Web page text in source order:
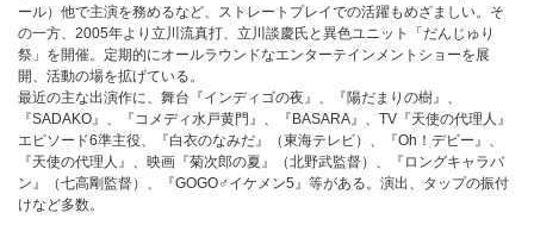
ール）他で主演を務めるなど、ストレートプレイでの活躍もめざましい。そ
の一方、2005年より立川流真打、立川談慶氏と異色ユニット「だんじゅり
祭」を開催。定期的にオールラウンドなエンターテインメントショーを展
開、活動の場を拡げている。
最近の主な出演作に、舞台『インディゴの夜』、『陽だまりの樹』、
『SADAKO』、『コメディ水戸黄門』、『BASARA』、TV『天使の代理人』
エピソード6準主役、『白衣のなみだ』（東海テレビ）、『Oh！デビー』、
『天使の代理人』、映画『菊次郎の夏』（北野武監督）、『ロングキャラバ
ン』（七高剛監督）、『GOGO♂イケメン5』等がある。演出、タップの振付
けなど多数。